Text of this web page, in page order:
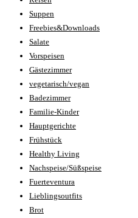
Suppen
Freebies&Downloads
Salate
Vorspeisen
Gästezimmer
vegetarisch/vegan
Badezimmer
Familie-Kinder
Hauptgerichte
Frühstück
Healthy Living
Nachspeise/Süßspeise
Fuerteventura
Lieblingsoutfits
Brot